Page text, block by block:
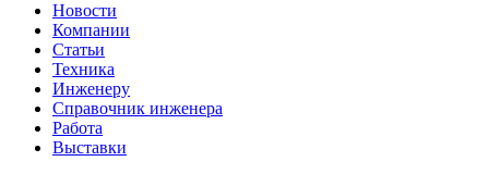
Новости
Компании
Статьи
Техника
Инженеру
Справочник инженера
Работа
Выставки